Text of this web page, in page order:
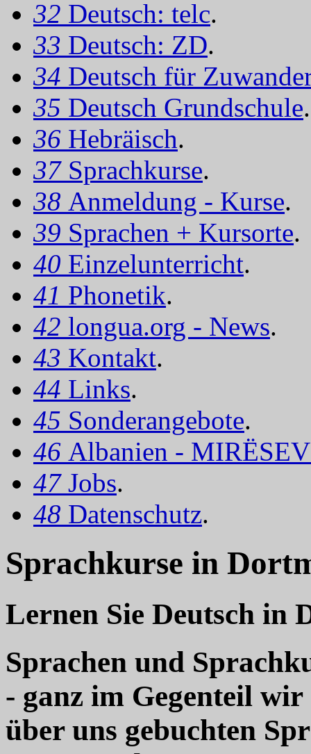
32 Deutsch: telc.
33 Deutsch: ZD.
34 Deutsch für
35 Deutsch Grundschule.
36 Hebräisch.
37 Sprachkurse.
38 Anmeldung - Kurse.
39 Sprachen + Kursorte.
40 Einzelunterricht.
41 Phonetik.
42 longua.org - News.
43 Kontakt.
44 Links.
45 Sonderangebote.
46 Albanien -
47 Jobs.
48 Datenschutz.
Sprachkurse in
Lernen Sie Deutsch in
Sprachen und
- ganz im Gegenteil
über uns gebuchten